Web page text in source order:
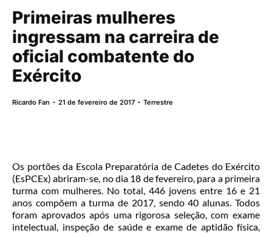
Primeiras mulheres
ingressam na carreira de
oficial combatente do
Exército
Ricardo Fan 21 de fevereiro de 2017 Terrestre
Os portões da Escola Preparatória de Cadetes do Exército
(EsPCEx) abriram-se, no dia 18 de fevereiro, para a primeira
turma com mulheres. No total, 446 jovens entre 16 e 21
anos compõem a turma de 2017, sendo 40 alunas. Todos
foram aprovados após uma rigorosa seleção, com exame
intelectual, inspeção de saúde e exame de aptidão física,